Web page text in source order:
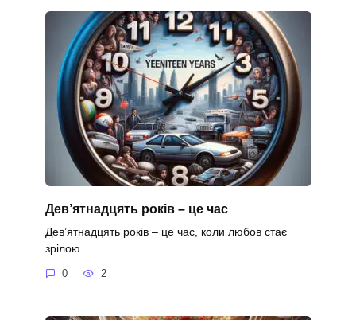
Дев’ятнадцять років – це час
Дев’ятнадцять років – це час, коли любов стає
зрілою
0 2